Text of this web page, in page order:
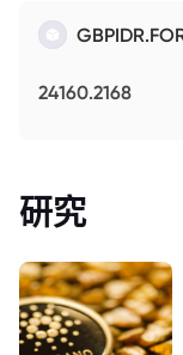
24160.2168
研究